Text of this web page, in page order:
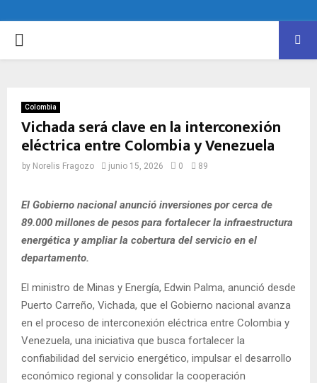
PRIMARY
Colombia
Vichada será clave en la interconexión
eléctrica entre Colombia y Venezuela
by Norelis Fragozo junio 15, 2026 0 89
El Gobierno nacional anunció inversiones por cerca de
89.000 millones de pesos para fortalecer la infraestructura
energética y ampliar la cobertura del servicio en el
departamento.
El ministro de Minas y Energía, Edwin Palma, anunció desde
Puerto Carreño, Vichada, que el Gobierno nacional avanza
en el proceso de interconexión eléctrica entre Colombia y
Venezuela, una iniciativa que busca fortalecer la
confiabilidad del servicio energético, impulsar el desarrollo
económico regional y consolidar la cooperación